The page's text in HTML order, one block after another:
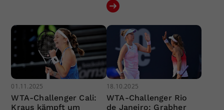
01.11.2025
WTA-Challenger Cali:
Kraus kämpft um
18.10.2025
WTA-Challenger Rio
de Janeiro: Grabher